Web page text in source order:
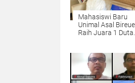
Mahasiswi Baru
Unimal Asal
Raih Juara 1 Duta
Lhokseumawe ke
Tingkat Nasional